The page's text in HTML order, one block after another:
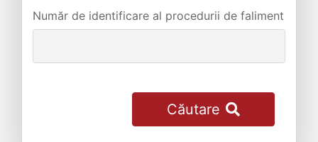
Număr de identificare al procedurii de faliment
Căutare